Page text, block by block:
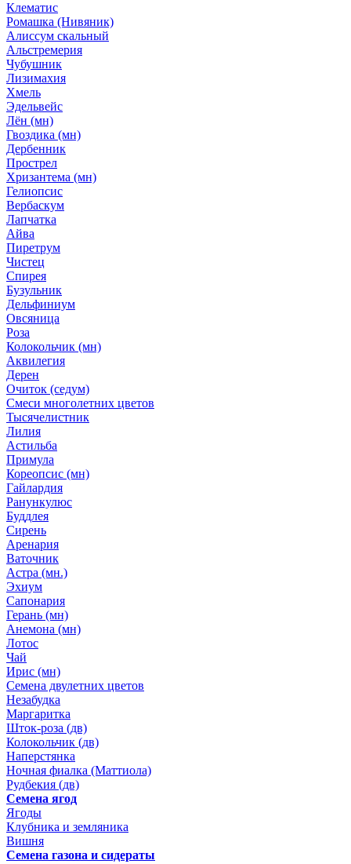
Клематис
Ромашка (Нивяник)
Алиссум скальный
Альстремерия
Чубушник
Лизимахия
Хмель
Эдельвейс
Лён (мн)
Гвоздика (мн)
Дербенник
Прострел
Хризантема (мн)
Гелиопсис
Вербаскум
Лапчатка
Айва
Пиретрум
Чистец
Спирея
Бузульник
Дельфиниум
Овсяница
Роза
Колокольчик (мн)
Аквилегия
Дерен
Очиток (седум)
Смеси многолетних цветов
Тысячелистник
Лилия
Астильба
Примула
Кореопсис (мн)
Гайлардия
Ранункулюс
Буддлея
Сирень
Аренария
Ваточник
Астра (мн.)
Эхиум
Сапонария
Герань (мн)
Анемона (мн)
Лотос
Чай
Ирис (мн)
Семена двулетних цветов
Незабудка
Маргаритка
Шток-роза (дв)
Колокольчик (дв)
Наперстянка
Ночная фиалка (Маттиола)
Рудбекия (дв)
Семена ягод
Ягоды
Клубника и земляника
Вишня
Семена газона и сидераты